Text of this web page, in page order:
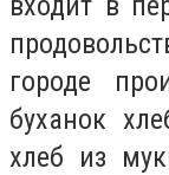
городе
буханок
хлеб из